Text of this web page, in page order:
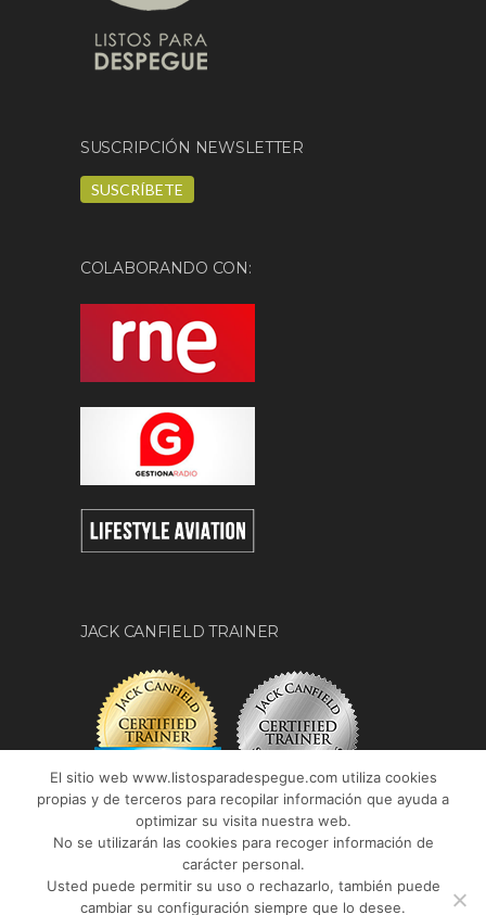
SUSCRIPCIÓN NEWSLETTER
SUSCRÍBETE
COLABORANDO CON:
JACK CANFIELD TRAINER
El sitio web www.listosparadespegue.com utiliza cookies
propias y de terceros para recopilar información que ayuda a
optimizar su visita nuestra web.
No se utilizarán las cookies para recoger información de
carácter personal.
Usted puede permitir su uso o rechazarlo, también puede
cambiar su configuración siempre que lo desee.